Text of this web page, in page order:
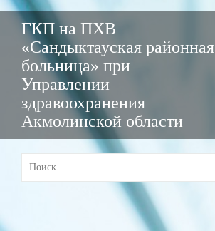
ГКП на ПХВ
«Сандыктауская районная
больница» при
Управлении
здравоохранения
Акмолинской области